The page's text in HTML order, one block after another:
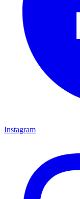
Instagram